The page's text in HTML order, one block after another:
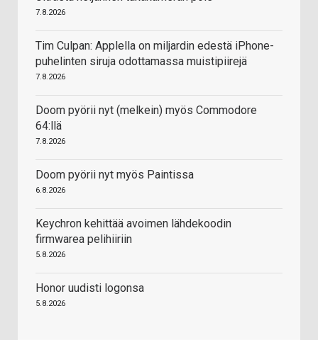
7.8.2026
Tim Culpan: Applella on miljardin edestä iPhone-
puhelinten siruja odottamassa muistipiirejä
7.8.2026
Doom pyörii nyt (melkein) myös Commodore
64:llä
7.8.2026
Doom pyörii nyt myös Paintissa
6.8.2026
Keychron kehittää avoimen lähdekoodin
firmwarea pelihiiriin
5.8.2026
Honor uudisti logonsa
5.8.2026